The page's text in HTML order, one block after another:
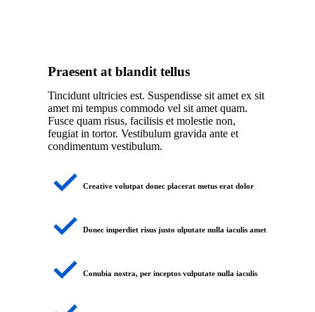
Praesent at blandit tellus
Tincidunt ultricies est. Suspendisse sit amet ex sit
amet mi tempus commodo vel sit amet quam.
Fusce quam risus, facilisis et molestie non,
feugiat in tortor. Vestibulum gravida ante et
condimentum vestibulum.
Creative volutpat donec placerat metus erat dolor
Donec imperdiet risus justo ulputate nulla iaculis amet
Conubia nostra, per inceptos vulputate nulla iaculis